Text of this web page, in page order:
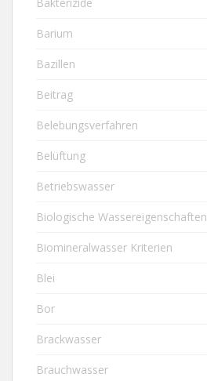
Barium
Bazillen
Beitrag
Belebungsverfahren
Belüftung
Betriebswasser
Biologische Wassereigenschaften
Biomineralwasser Kriterien
Blei
Bor
Brackwasser
Brauchwasser